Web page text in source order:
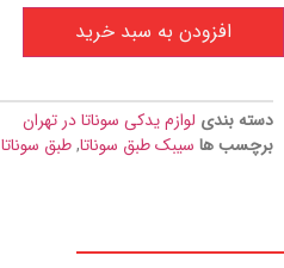
افزودن به سبد خرید
دسته بندی لوازم یدکی سوناتا در تهران
برچسب ها سیبک طبق سوناتا,طبق سوناتا